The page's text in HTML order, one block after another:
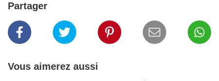
Partager
Vous aimerez aussi